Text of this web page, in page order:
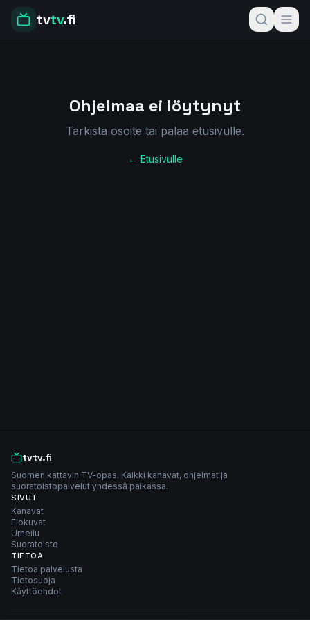
tvtv.fi
Ohjelmaa ei löytynyt
Tarkista osoite tai palaa etusivulle.
← Etusivulle
tvtv.fi
Suomen kattavin TV-opas. Kaikki kanavat, ohjelmat ja
suoratoistopalvelut yhdessä paikassa.
SIVUT
Kanavat
Elokuvat
Urheilu
Suoratoisto
TIETOA
Tietoa palvelusta
Tietosuoja
Käyttöehdot